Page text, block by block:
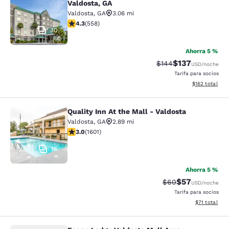
30
Valdosta, GA
Valdosta, GA
3.06 mi
calificación de 4.29 estrellas. Excelente. 558 reseñas
4.3(558)
Ahorra 5 %
Precio tachado:
$144Precio con
$137USD/noche
Tarifa para socios
Ver detalles
$162 total
Quality Inn At the Mall - Valdosta
16
Quality Inn At the Mall - Valdosta
Valdosta, GA
2.89 mi
calificación de 2.99 estrellas. Feria. 1601 reseñas
3.0(1601)
Ahorra 5 %
Precio tachado:
$60Precio con
$57USD/noche
Tarifa para socios
Ver detalles
$71 total